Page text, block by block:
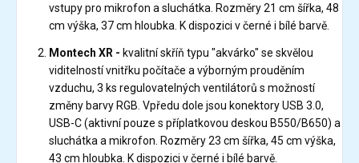
vstupy pro mikrofon a sluchátka. Rozměry 21 cm šířka, 48
cm výška, 37 cm hloubka. K dispozici v černé i bílé barvě.
Montech XR - kvalitní skříň typu "akvárko" se skvělou
viditelností vnitřku počítače a výborným prouděním
vzduchu, 3 ks regulovatelných ventilátorů s možností
změny barvy RGB. Vpředu dole jsou konektory USB 3.0,
USB-C (aktivní pouze s příplatkovou deskou B550/B650) a
sluchátka a mikrofon. Rozměry 23 cm šířka, 45 cm výška,
43 cm hloubka. K dispozici v černé i bílé barvě.